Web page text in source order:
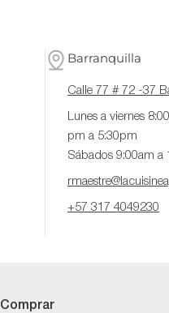
Barranquilla
Calle 77 # 72 -37
Lunes a viernes
pm a 5:30pm
Sábados 9:00am a
+57 317 4049230
Comprar